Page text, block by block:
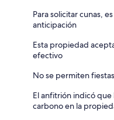
Para solicitar cunas,
anticipación
Esta propiedad
efectivo
No se permiten
El anfitrión indicó
carbono en la